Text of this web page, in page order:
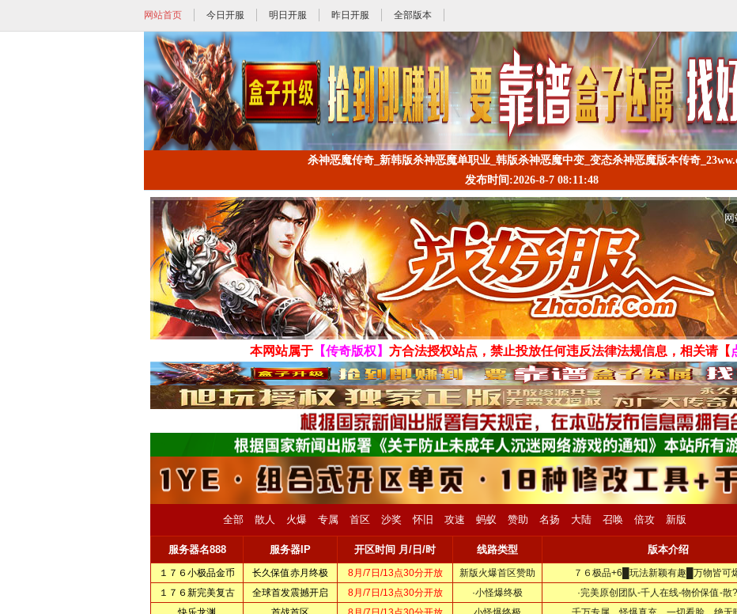
网站首页 今日开服 明日开服 昨日开服 全部版本
杀神恶魔传奇_新韩版杀神恶魔单职业_韩版杀神恶魔中变_变态杀神恶魔版本传奇
发布时间:2026-8-7 08:11:48